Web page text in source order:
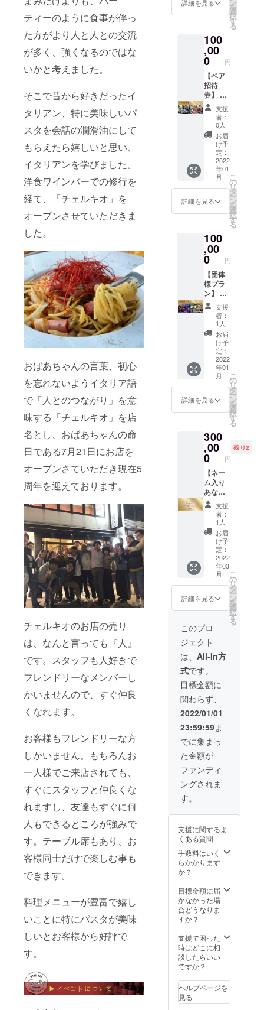
ティーのように食事が伴っ
た方がより人と人との交流
が多く、強くなるのではな
いかと考えました。
そこで昔から好きだったイ
タリアン、特に美味しいパ
スタを会話の潤滑油にして
もらえたら嬉しいと思い、
イタリアンを学びました。
洋食ワインバーでの修行を
経て、「チェルキオ」を
オープンさせていただきま
した。
おばあちゃんの言葉、初心
を忘れないようイタリア語
で「人とのつながり」を意
味する「チェルキオ」を店
名とし、おばあちゃんの命
日である7月21日にお店を
オープンさていただき現在5
周年を迎えております。
チェルキオのお店の売り
は、なんと言っても『人』
です。スタッフも人好きで
フレンドリーなメンバーし
かいませんので、すぐ仲良
くなれます。
お客様もフレンドリーな方
しかいません。もちろんお
一人様でご来店されても、
すぐにスタッフと仲良くな
れますし、友達もすぐに何
人もできるところが強みで
す。テーブル席もあり、お
客様同士だけで楽しむ事も
できます。
料理メニューが豊富で嬉し
いことに特にパスタが美味
しいとお客様から好評で
す。
以外に
食材で
可能な
限りご
要望承
りま
す。 ※3
は3月予
定して
おりま
す。 ※
リター
ンは店
舗ご来
店時に
引き換
えさせ
ていた
だきま
す。 ※
2022年
1月頃か
ら1年間
有効に
なりま
す。
or高級
価格
50000
円～
60000
円相
当） 3.
チェル
キオオ
リジナ
ルパス
タサー
ビス 4.
ニュー
アル
オープ
ン招待
イベン
ト ※1の
相談さ
せて頂
き、ご
都合の
合うお
日にち
でおも
てなし
させて
頂きま
す。 ※1
は当店
はもち
ろんの
こと、
その後
大阪市
内の好
きな所
頂くこ
とも可
能で
す。 ※1
は店外
ご希望
の場合
に発生
する費
用に関
しては
自己負
担にな
りま
す。
※2.3は
当店で
のご飲
食にな
す。 ※3
はメ
ニュー
以外に
も当店
にある
食材で
可能な
限りご
要望承
りま
す。 ※4
は3月予
定して
おりま
す。 ※
リター
ンは店
引き換
ていた
だきま
す。 ※
引き換
1月頃か
ら1年間
有効に
公共の
場所で
面会し
ます。
俗に反
する内
容、法
詳細を見る ン
を
選
択
す
る
100
,00
0 円
【ペア
招待
券】 1.
高級
シャン
パンor
高級ワ
イン
（当店
価格
50000
円～
60000
円相
当） 2.
製フル
コース
3.飲み
放題付
き 4.リ
ニュー
アル
オープ
ンイベ
ント招
待券 ※
ご希望
のお時
間の12
時～20
時まで
の最終
受付18
時にな
時間飲
み放題
90分ラ
スト
オー
ダーと
させて
いただ
きま
す。
※1~3は
当店で
のご飲
食にな
りま
す。 ※4
は3月予
定して
おりま
リター
ンは店
舗ご来
店時に
引き換
えさせ
ていた
だきま
す。 ※
引き換
えは
2022年
1月頃か
ら1年間
有効に
なりま
す。
支援
者：
0人
お届
け予
定：
2022
年01
月
詳細を見る
こ
の
リ
タ
ー
ン
を
選
択
す
る
100
,00
0 円
【団体
様プラ
ン】 1.
店内貸
し切り
コース
料理 2.
飲み放
題付き
3.ス
パーク
リング
一本付
き 4.リ
ニュー
ンイベ
ント招
待券 ※
貸し切
りのス
ペース
はカウ
ンター
を除き
ます。
※最大10
名様と
させて
頂きま
すが、
別途費
用頂く
ことで
10名様
可能で
す。 ※
ご希望
のお時
間の12
時～20
時まで
の最終
受付18
時にな
りま
す。 ※2
時間飲
み放題
90分ラ
スト
オー
ダーと
きま
※1~3は
当店で
のご飲
食にな
は3月予
定して
おりま
ンは店
舗ご来
店時に
引き換
ていた
だきま
す。 ※
支援
者：
1人
お届
け予
定：
2022
年01
月
詳細を見る
こ
の
リ
タ
ー
ン
を
選
択
す
る
300
,00
0 円
残り2
【ネー
ム入り
あなた
だけの
特別な
チェア
製造】
1.あな
た専用
の椅子
を製造
しご提
供 2.リ
ニュー
アル
ンイベ
ント招
待券 ※
こちら
をご支
援いた
だいた
方は当
店が満
席状態
でも、
ご飲食
をして
頂ける
ように
させて
いただ
きま
様専用
とさせ
ていた
だきま
すの
様が座
ること
は一切
※2は3月
予定し
ており
ます。
ンは店
舗ご来
店時に
支援
者：
1人
お届
け予
定：
2022
年03
月
詳細を見る
こ
の
リ
タ
ー
ン
を
選
択
す
る
このプロ
ジェクト
は、 All-In方
式です。
目標金額に
関わらず、
2022/01/01
23:59:59ま
でに集まっ
た金額が
ファンディ
ングされま
す。
支援に関するよ
くある質問
手数料はいく
らかかります
か？
目標金額に届
かなかった場
合どうなりま
すか？
支援で困った
時はどこに相
談したらいい
ですか？
ヘルプページを
見る